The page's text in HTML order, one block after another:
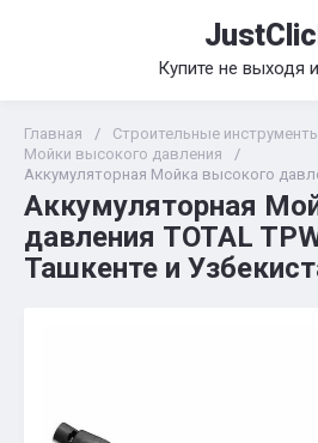
Купите не выходя
Главная / Строительные
Мойки высокого давления
/
Аккумуляторная Мойка высокого
Аккумуляторная
давления TOTAL
Ташкенте и